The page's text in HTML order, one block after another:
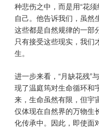
种悲伤之中，而是用“花
自己。他告诉我们，虽然
这些都是自然规律的一部
只有接受这些现实，我们
生。
进一步来看，“月缺花残”
现了温庭筠对生命循环和
来，生命虽然有限，但宇
仅体现在自然界的万物生
化传承中。因此，即使面